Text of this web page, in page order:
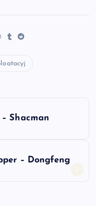
Shacman
– Dongfeng